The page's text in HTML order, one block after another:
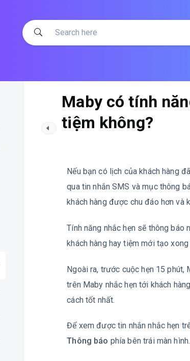
Maby có tính
tiệm không?
Nếu bạn có lịch của khách hàng
qua tin nhắn SMS và mục thông
khách hàng được chu đáo hơn và
Tính năng nhắc hẹn sẽ thông báo
khách hàng hay tiệm mới tạo
Ngoài ra, trước cuộc hẹn 15
trên Maby nhắc hẹn tới khách
cách tốt nhất.
Để xem được tin nhắn nhắc hẹn
Thông báo phía bên trái màn hình.